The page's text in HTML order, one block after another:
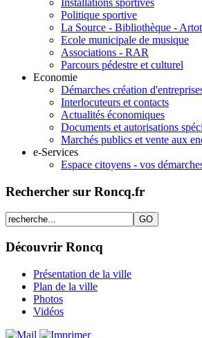
Installations sportives
Politique sportive
La Source - Bibliothèque -
Ecole municipale de musique
Associations - RAR
Parcours pédestre et culturel
Economie
Démarches création
Interlocuteurs et contacts
Actualités économiques
Documents et autorisations
Marchés publics et vente aux
e-Services
Espace citoyens - vos
Rechercher sur Roncq.fr
Découvrir Roncq
Présentation de la ville
Plan de la ville
Photos
Vidéos